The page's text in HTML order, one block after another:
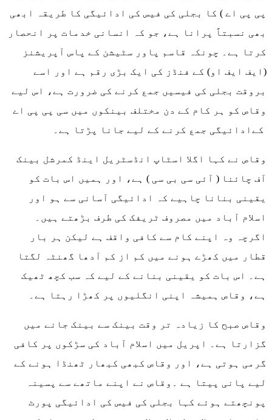
پی پی اے ) کا بجلی کی فیس کی ادائیگی کا طریقہ ابھی
بھی نسبتاً پرانا ہے، جو کہ انسانی خدمات پر انحصار
کرتا ہے۔ چونکہ قاسم پاور سٹیشن کے پاس آپریشنز
(ایف ایف او) کے فنڈز کی ایک بڑی رقم ہے اور اسے
بروقت بجلی کی فیسیں جمع کرنے کی ضرورت ہے، اس لیے
وقاص کو ہر کام کے دن مختلف بینکوں میں سی پی پی اے
وقاص نے کہا اگلا اسٹاپ انڈسٹریل اینڈ کمرشل بینک
آف چائنا ( آئی سی بی سی ) ہے، اور ہمیں اس بات کو
یقینی بنانا چاہیے کہ ادائیگی آسانی سے ہو اور
اسلام آباد میں مصروف ٹریفک کی طرف بڑھتے ہیں۔
اگرچہ وہ اپنے کام سے کافی واقف ہے لیکن ہر بار
قطار میں کھڑے ہونے میں کم از کم آدھا گھنٹہ لگتا
ہے۔ اس بات کو یقینی بنانے کے لیے کہ سب کچھ ٹھیک
ہے، وقاص ہمیشہ اپنی انگلیوں پر کھڑا رہتا ہے۔
وقاص صبح کا زیادہ تر وقت بینک سے بینک جانے میں
گزارتا ہے۔ اپریل میں اسلام آباد کی سڑکوں پر کافی
گرمی ہوتی ہے، اور وقاص کبھی کبھار ٹھنڈا ہونے کے
لیے پانی پیتا ہے ۔وقاص نے اپنے ماتھے سے پسینہ
پونچھتے ہوئے کہا بجلی کی فیس کی ادائیگی پورٹ